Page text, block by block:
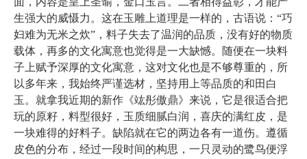
生强大的威慑力。这在玉雕上道理是一样的，古语说：“巧
妇难为无米之炊”，料子失去了温润的品质，没有好的物质
载体，再多的文化寓意也觉得是一大缺憾。随便在一块料
子上赋予深厚的文化寓意，这对文化也是不够尊重的，所
以多年来，我始终严谨选材，坚持用上等品质的和田白
玉。就拿我近期的新作《竑彤傲鼎》来说，它是很适合把
玩的原籽，料型很好，玉质细腻白润，喜庆的满红皮，是
一块难得的好料子。缺陷就在它的两边各有一道伤。遵循
皮色的分布，经过一段时间的构思，一只灵动的鹭鸟便浮